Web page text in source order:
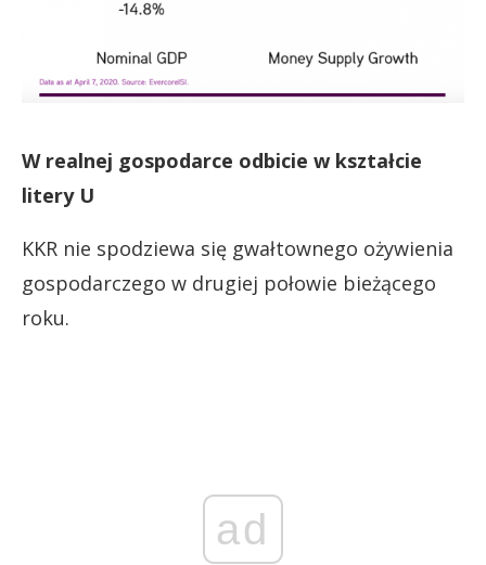
W realnej gospodarce odbicie w kształcie
litery U
KKR nie spodziewa się gwałtownego ożywienia
gospodarczego w drugiej połowie bieżącego
roku.
ad